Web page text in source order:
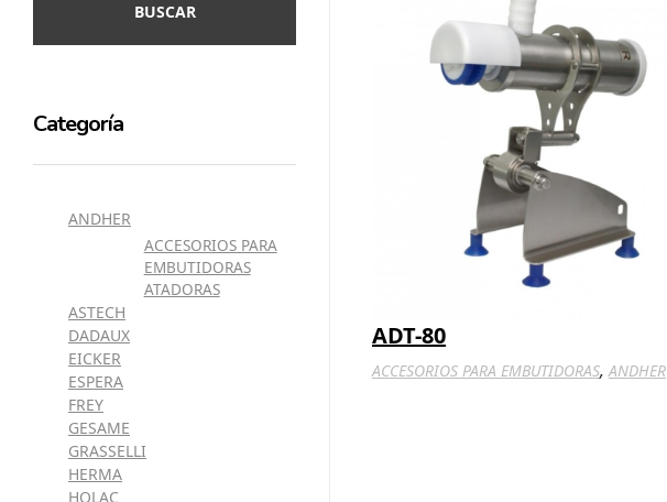
ADT-80
ACCESORIOS PARA EMBUTIDORAS,ANDHER
BUSCAR
Categoría
ANDHER
ACCESORIOS PARA
EMBUTIDORAS
ATADORAS
ASTECH
DADAUX
EICKER
ESPERA
FREY
GESAME
GRASSELLI
HERMA
HOLAC